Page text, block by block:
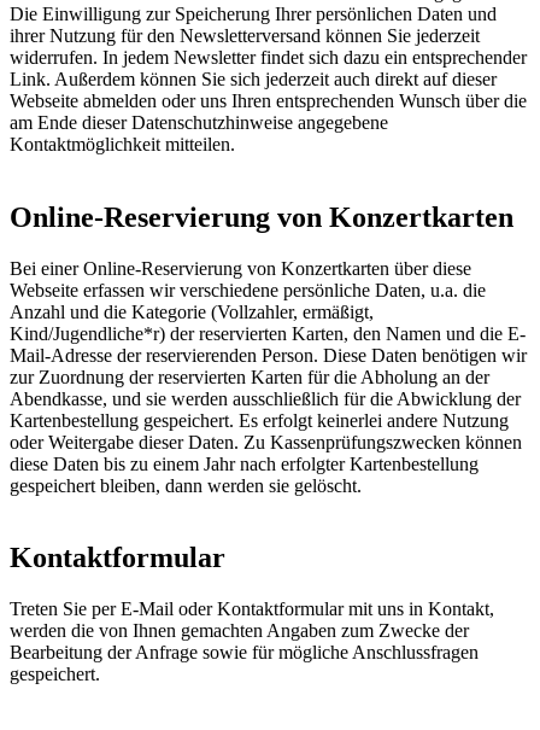
Die Einwilligung zur Speicherung Ihrer persönlichen Daten und
ihrer Nutzung für den Newsletterversand können Sie jederzeit
widerrufen. In jedem Newsletter findet sich dazu ein entsprechender
Link. Außerdem können Sie sich jederzeit auch direkt auf dieser
Webseite abmelden oder uns Ihren entsprechenden Wunsch über die
am Ende dieser Datenschutzhinweise angegebene
Kontaktmöglichkeit mitteilen.
Online-Reservierung von Konzertkarten
Bei einer Online-Reservierung von Konzertkarten über diese
Webseite erfassen wir verschiedene persönliche Daten, u.a. die
Anzahl und die Kategorie (Vollzahler, ermäßigt,
Kind/Jugendliche*r) der reservierten Karten, den Namen und die E-
Mail-Adresse der reservierenden Person. Diese Daten benötigen wir
zur Zuordnung der reservierten Karten für die Abholung an der
Abendkasse, und sie werden ausschließlich für die Abwicklung der
Kartenbestellung gespeichert. Es erfolgt keinerlei andere Nutzung
oder Weitergabe dieser Daten. Zu Kassenprüfungszwecken können
diese Daten bis zu einem Jahr nach erfolgter Kartenbestellung
gespeichert bleiben, dann werden sie gelöscht.
Kontaktformular
Treten Sie per E-Mail oder Kontaktformular mit uns in Kontakt,
werden die von Ihnen gemachten Angaben zum Zwecke der
Bearbeitung der Anfrage sowie für mögliche Anschlussfragen
gespeichert.